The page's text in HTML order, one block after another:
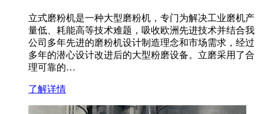
立式磨粉机是一种大型磨粉机，专门为解决工业磨机产
量低、耗能高等技术难题，吸收欧洲先进技术并结合我
公司多年先进的磨粉机设计制造理念和市场需求，经过
多年的潜心设计改进后的大型粉磨设备。立磨采用了合
理可靠的…
了解详情